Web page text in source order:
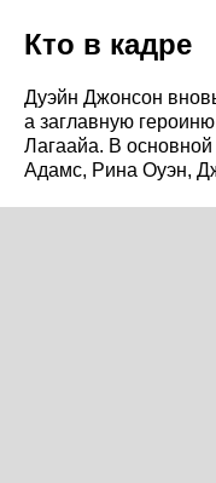
Кто в кадре
Дуэйн Джонсон
а заглавную
Лагаайа. В
Адамс, Рина Оуэн,